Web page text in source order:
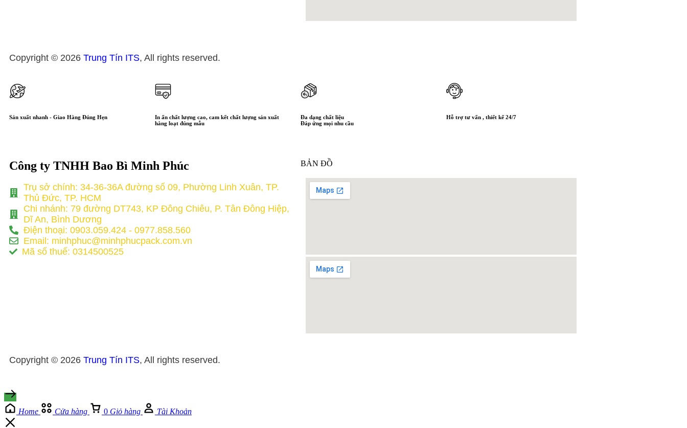
Copyright © 2026 Trung Tín ITS, All rights reserved.
Sản xuất nhanh - Giao Hàng Đúng Hẹn
In ấn chất lượng cao, cam kết chất lượng sản xuất
hàng loạt đúng mẫu
Đa dạng chất liệu
Đáp ứng mọi nhu cầu
Hỗ trợ tư vấn , thiết kế 24/7
Công ty TNHH Bao Bì Minh Phúc
Trụ sở chính: 34-36-36A đường số 09, Phường Linh Xuân, TP.
Thủ Đức, TP. HCM
Chi nhánh: 79 đường DT743, KP Đông Chiêu, P. Tân Đông Hiệp,
Dĩ An, Bình Dương
Điện thoại: 0903.059.424 - 0977.858.560
Email: minhphuc@minhphucpack.com.vn
Mã số thuế: 0314500525
BẢN ĐỒ
Copyright © 2026 Trung Tín ITS, All rights reserved.
Home Cửa hàng 0 Giỏ hàng Tài Khoản